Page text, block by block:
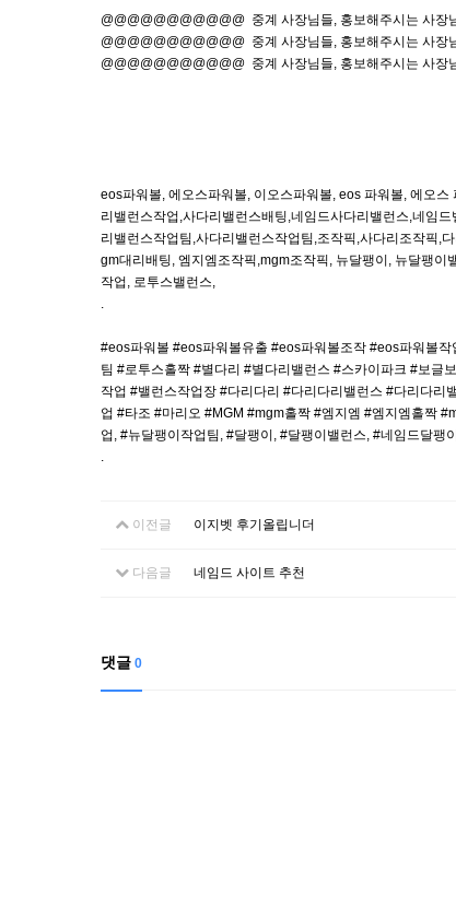
@@@@@@@@@@@ 중계 사장님들, 홍보해주시는 사
@@@@@@@@@@@ 중계 사장님들, 홍보해주시는 사
@@@@@@@@@@@ 중계 사장님들, 홍보해주시는 사
eos파워볼, 에오스파워볼, 이오스파워볼, eos 파워볼, 에오
리밸런스작업,사다리밸런스배팅,네임드사다리밸런스,네임
리밸런스작업팀,사다리밸런스작업팀,조작픽,사다리조작픽,
gm대리배팅, 엠지엠조작픽,mgm조작픽, 뉴달팽이, 뉴달팽
작업, 로투스밸런스,
.
#eos파워볼 #eos파워볼유출 #eos파워볼조작 #eos파워볼
팀 #로투스홀짝 #별다리 #별다리밸런스 #스카이파크 #보글
작업 #밸런스작업장 #다리다리 #다리다리밸런스 #다리다
업 #타조 #마리오 #MGM #mgm홀짝 #엠지엠 #엠지엠홀짝
업, #뉴달팽이작업팀, #달팽이, #달팽이밸런스, #네임드달
.
이전글 이지벳 후기올립니더
다음글 네임드 사이트 추천
댓글 0